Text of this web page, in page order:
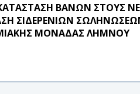
ΒΑΝΩΝ ΣΤΟΥΣ
ΣΙΔΕΡΕΝΙΩΝ
ΜΟΝΑΔΑΣ ΛΗΜΝΟΥ